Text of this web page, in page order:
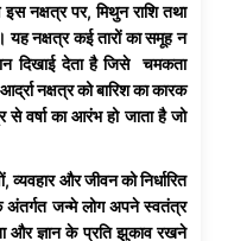
नक्षत्र पर, मिथुन राशि तथा
यह नक्षत्र कई तारों का समूह न
दिखाई देता है जिसे चमकता
नक्षत्र को बारिश का कारक
से वर्षा का आरंभ हो जाता है जो
व्यवहार और जीवन को निर्धारित
जन्मे लोग अपने स्वतंत्र
और ज्ञान के प्रति झुकाव रखने